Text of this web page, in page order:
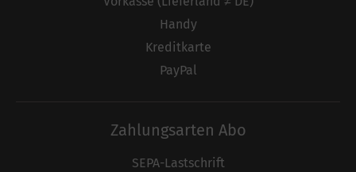
Handy
Kreditkarte
PayPal
Zahlungsarten Abo
SEPA-Lastschrift